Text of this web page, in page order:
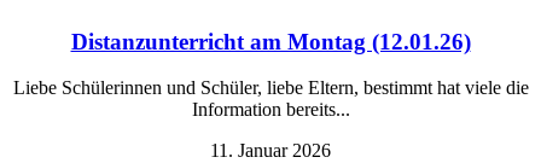
Distanzunterricht am Montag (12.01.26)
Liebe Schülerinnen und Schüler, liebe Eltern, bestimmt hat viele die
Information bereits...
11. Januar 2026